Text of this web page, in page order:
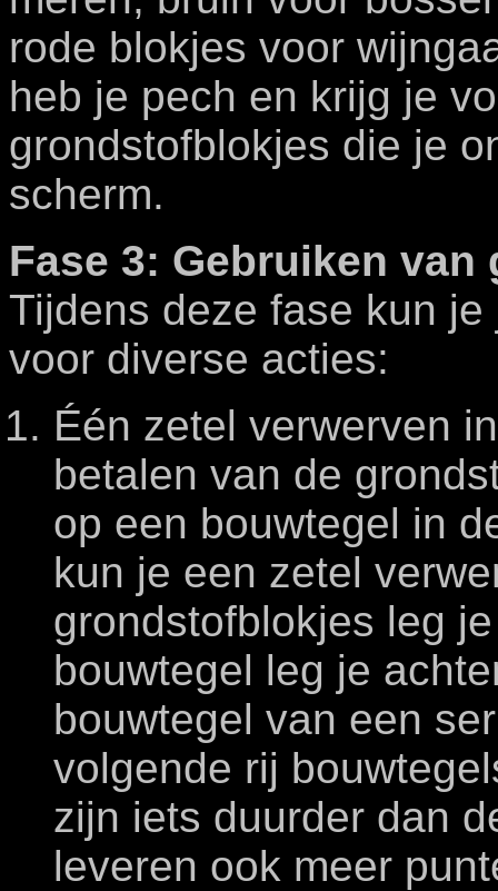
rode blokjes voor
heb je pech en krijg je
grondstofblokjes die je
scherm.
Fase 3: Gebruiken
Tijdens deze fase kun
voor diverse acties:
Één zetel verwerven
betalen van de
op een bouwtegel in
kun je een zetel
grondstofblokjes leg
bouwtegel leg je
bouwtegel van een
volgende rij
zijn iets duurder dan
leveren ook meer